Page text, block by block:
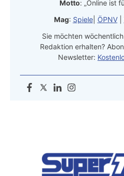
Motto: „Online ist
Mag: Spiele| ÖPNV|
Sie möchten
Redaktion erhalten?
Newsletter: